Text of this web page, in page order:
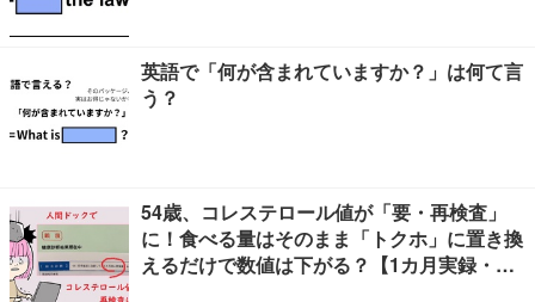
英語で「何が含まれていますか？」は何て言
う？
54歳、コレステロール値が「要・再検査」
に！食べる量はそのまま「トクホ」に置き換
えるだけで数値は下がる？【1カ月実録・ビ